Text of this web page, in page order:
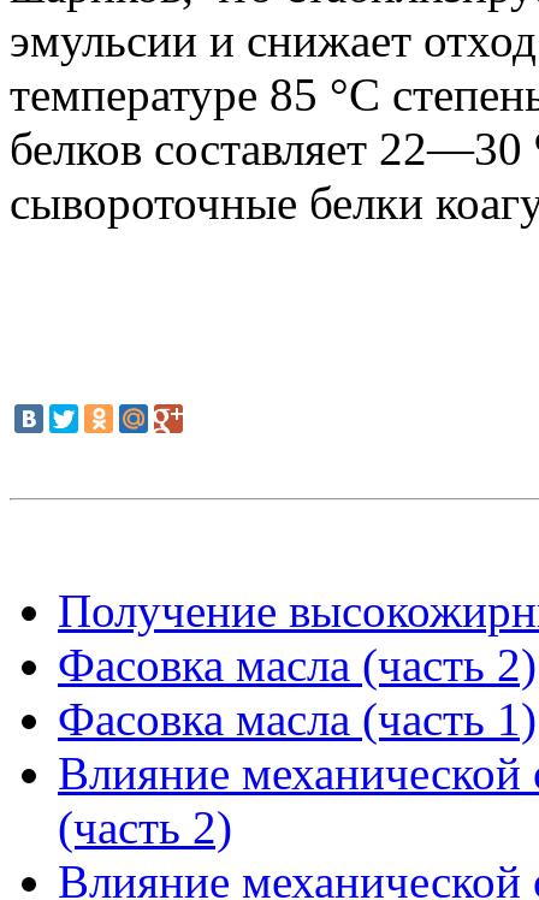
эмульсии и снижает
температуре 85 °C
белков составляет
сывороточные белки
Получение
Фасовка масла (часть 2)
Фасовка масла (часть 1)
Влияние механической
(часть 2)
Влияние механической